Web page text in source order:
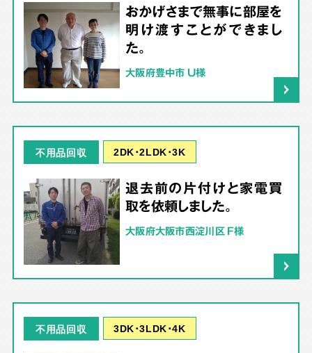
おかげさまで無事に部屋を
明け渡すことができまし
た。
大阪府豊中市 U様
不用品回収 2DK･2LDK･3K
退去前の片付けと家電買
取を依頼しました。
大阪府大阪市西淀川区 F様
不用品回収 3DK･3LDK･4K